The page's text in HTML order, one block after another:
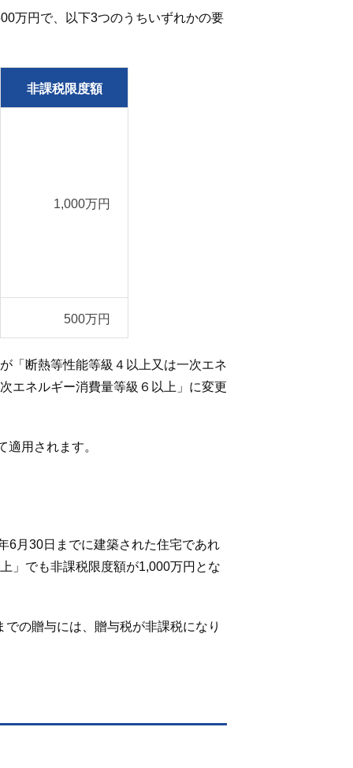
万円で、以下3つのうちいずれかの要
非課税限度額
1,000万円
500万円
「断熱等性能等級４以上又は一次エネ
エネルギー消費量等級６以上」に変更
用されます。
6月30日までに建築された住宅であれ
」でも非課税限度額が1,000万円とな
の贈与には、贈与税が非課税になり